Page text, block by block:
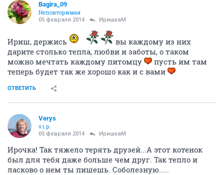
Bagira_09
Неповторимая
05 февраля 2014 ИришкаМ
Ириш, держись
вы каждому из них
дарите столько тепла, любви и заботы, о таком
можно мечтать каждому питомцу
пусть им там
теперь будет так же хорошо как и с вами
ОТВЕТИТЬ
Verys
v.i.p.
05 февраля 2014 ИришкаМ
Ирочка! Так тяжело терять друзей...А этот котенок
был для тебя даже больше чем друг. Так тепло и
ласково о нем ты пишешь. Соболезную.....